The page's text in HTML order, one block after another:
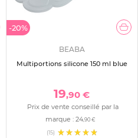
-20%
BEABA
Multiportions silicone 150 ml blue
19,90 €
Prix de vente conseillé par la
marque :24 ,90 €
(15)